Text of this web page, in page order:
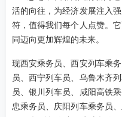
活的向往，为经济发展注入
符，值得我们每个人点赞。
同迈向更加辉煌的未来。
现西安乘务员、西安列车乘
员、西宁列车员、乌鲁木齐
员、银川列车员、咸阳高铁
忠乘务员、庆阳列车乘务员